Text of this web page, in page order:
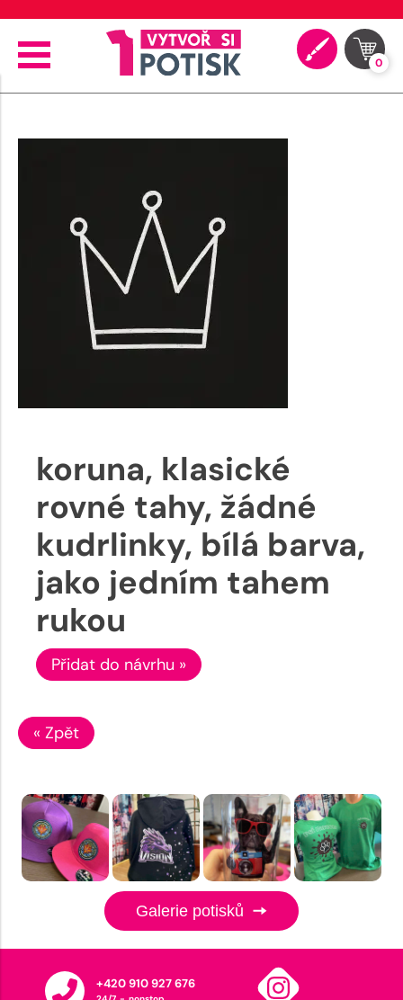
0
koruna, klasické
rovné tahy, žádné
kudrlinky, bílá barva,
jako jedním tahem
rukou
Přidat do návrhu »
« Zpět
Galerie potisků
+420 910 927 676